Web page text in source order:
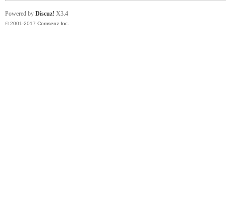
Powered by Discuz! X3.4
© 2001-2017 Comsenz Inc.